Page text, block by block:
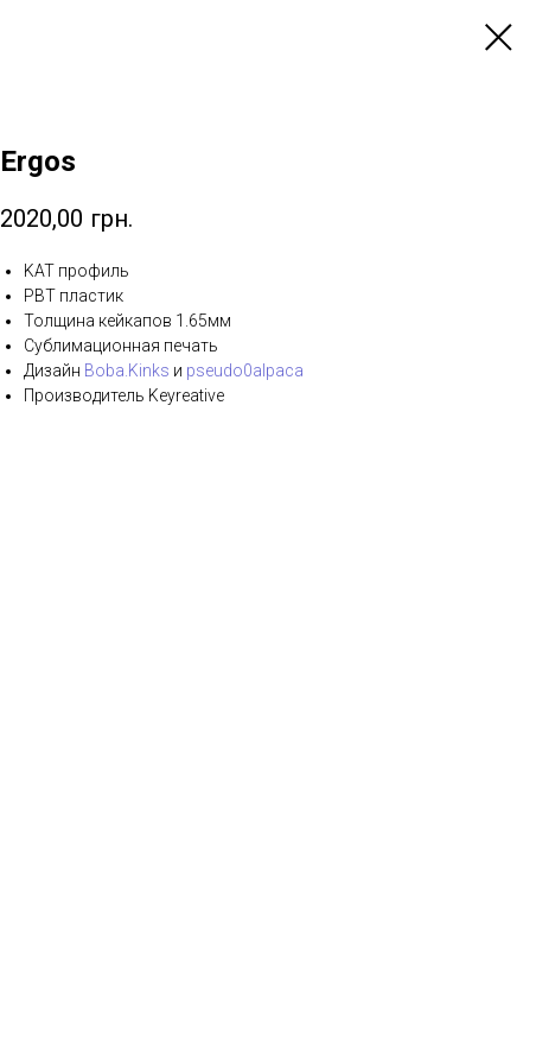
Ergos
2020,00 грн.
KAT профиль
PBT пластик
Толщина кейкапов 1.65мм
Сублимационная печать
Дизайн Boba.Kinks и pseudo0alpaca
Производитель Keyreative